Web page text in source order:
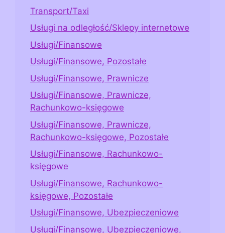
Transport/Taxi
Usługi na odległość/Sklepy internetowe
Usługi/Finansowe
Usługi/Finansowe, Pozostałe
Usługi/Finansowe, Prawnicze
Usługi/Finansowe, Prawnicze,
Rachunkowo-księgowe
Usługi/Finansowe, Prawnicze,
Rachunkowo-księgowe, Pozostałe
Usługi/Finansowe, Rachunkowo-
księgowe
Usługi/Finansowe, Rachunkowo-
księgowe, Pozostałe
Usługi/Finansowe, Ubezpieczeniowe
Usługi/Finansowe, Ubezpieczeniowe,